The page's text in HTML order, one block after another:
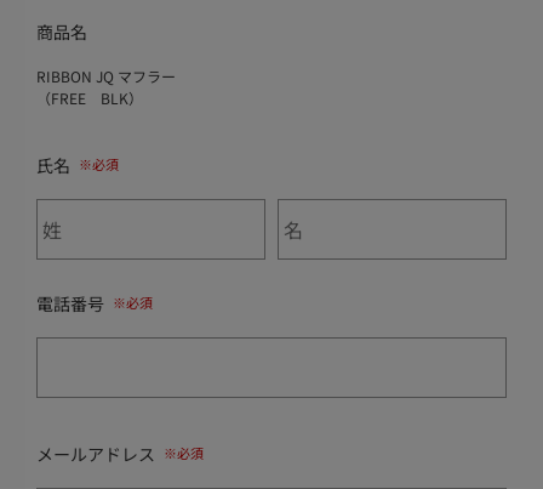
商品名
RIBBON JQ マフラー
（FREE BLK）
氏名
電話番号
メールアドレス